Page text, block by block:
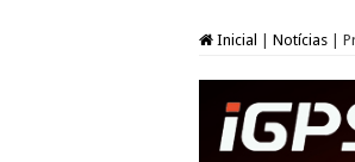
Inicial Notícias